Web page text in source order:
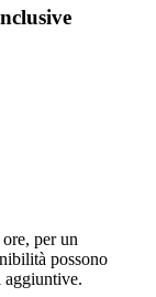
per un
possono
aggiuntive.